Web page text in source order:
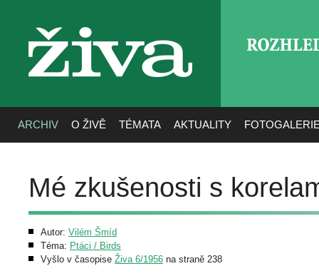
živa
ARCHIV O ŽIVĚ TÉMATA AKTUALITY
Mé zkušenosti s
Autor: Vilém Šmíd
Téma: Ptáci / Birds
Vyšlo v časopise Živa 6/1956 na straně 238